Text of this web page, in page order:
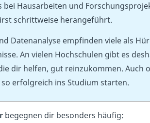
bei Hausarbeiten und
schrittweise herangeführt.
Datenanalyse empfinden viele als
An vielen Hochschulen gibt es
dir helfen, gut reinzukommen. Auch
erfolgreich ins Studium starten.
begegnen dir besonders häufig: